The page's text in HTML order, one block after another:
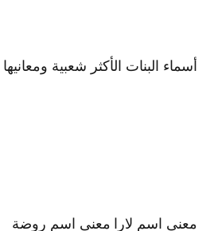
أسماء البنات الأكثر شعبية ومعانيها
معنى اسم لارا معنى اسم روضة